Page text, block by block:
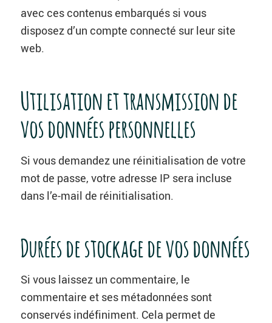
avec ces contenus embarqués si vous
disposez d’un compte connecté sur leur site
web.
Utilisation et transmission de
vos données personnelles
Si vous demandez une réinitialisation de votre
mot de passe, votre adresse IP sera incluse
dans l’e-mail de réinitialisation.
Durées de stockage de vos données
Si vous laissez un commentaire, le
commentaire et ses métadonnées sont
conservés indéfiniment. Cela permet de